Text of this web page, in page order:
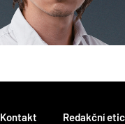
Kontakt Redakční